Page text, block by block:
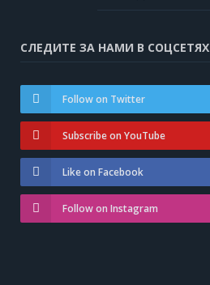
СЛЕДИТЕ ЗА НАМИ В СОЦСЕТЯХ
Follow on Twitter
Subscribe on YouTube
Like on Facebook
Follow on Instagram